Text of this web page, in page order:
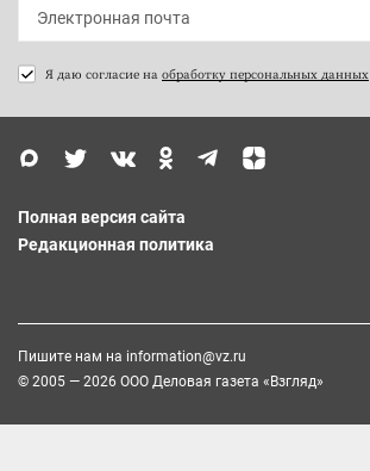
Я даю согласие на обработку персональных данных
Полная версия сайта
Редакционная политика
Пишите нам на information@vz.ru
© 2005 — 2026 ООО Деловая газета «Взгляд»